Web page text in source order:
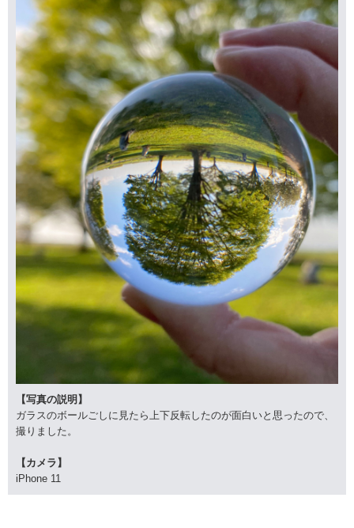
【写真の説明】
ガラスのボールごしに見たら上下反転したのが面白いと思ったので、
撮りました。
【カメラ】
iPhone 11